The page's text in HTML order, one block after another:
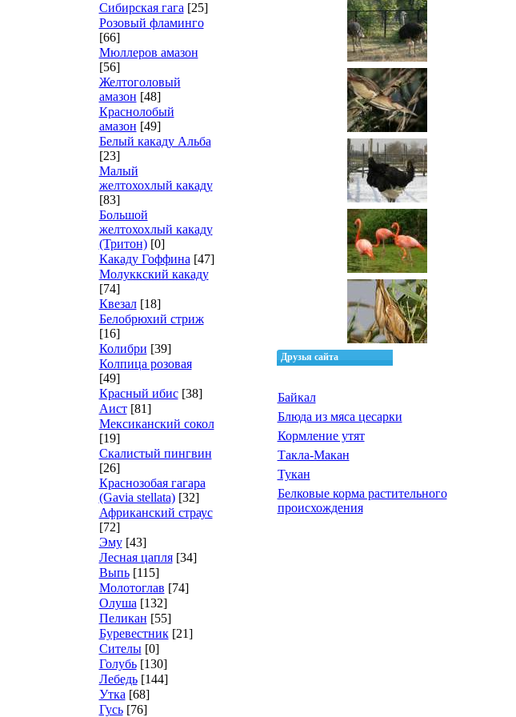
Сибирская гага [25]
Розовый фламинго
[66]
Мюллеров амазон
[56]
Желтоголовый
амазон [48]
Краснолобый
амазон [49]
Белый какаду Альба
[23]
Малый
желтохохлый какаду
[83]
Большой
желтохохлый какаду
(Тритон) [0]
Какаду Гоффина [47]
Молуккский какаду
[74]
Квезал [18]
Белобрюхий стриж
[16]
Колибри [39]
Колпица розовая
[49]
Красный ибис [38]
Аист [81]
Мексиканский сокол
[19]
Скалистый пингвин
[26]
Краснозобая гагара
(Gavia stellata) [32]
Африканский страус
[72]
Эму [43]
Лесная цапля [34]
Выпь [115]
Молотоглав [74]
Олуша [132]
Пеликан [55]
Буревестник [21]
Сителы [0]
Голубь [130]
Лебедь [144]
Утка [68]
Гусь [76]
Друзья сайта
Байкал
Блюда из мяса цесарки
Кормление утят
Такла-Макан
Тукан
Белковые корма растительного
происхождения